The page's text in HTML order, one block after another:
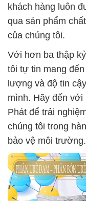
khách hàng luôn
qua sản phẩm
của chúng tôi.
Với hơn ba thập
tôi tự tin mang
lượng và độ tin
mình. Hãy đến
Phát để trải
chúng tôi trong
bảo vệ môi trường.